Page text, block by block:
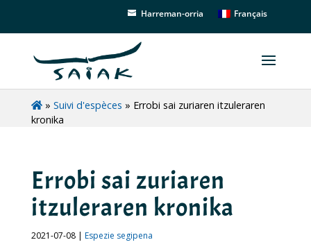
Harreman-orria Français
» Suivi d'espèces » Errobi sai zuriaren itzuleraren
kronika
Errobi sai zuriaren
itzuleraren kronika
2021-07-08 | Espezie segipena